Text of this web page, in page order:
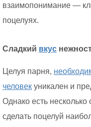
взаимопонимание —
поцелуях.
Сладкий вкус
Целуя парня,
человек уникален и
Однако есть несколько
сделать поцелуй